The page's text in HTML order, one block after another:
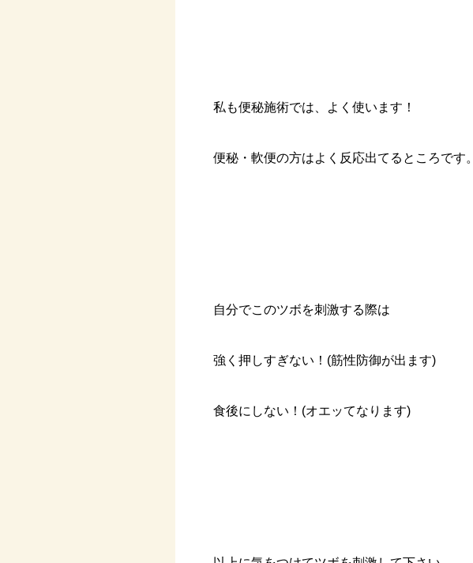
私も便秘施術では、よく使います！
便秘・軟便の方はよく反応出てるところです。
自分でこのツボを刺激する際は
強く押しすぎない！(筋性防御が出ます)
食後にしない！(オエッてなります)